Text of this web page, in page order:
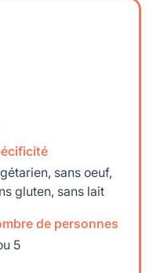
sans oeuf,
gluten, sans lait
de personnes
5